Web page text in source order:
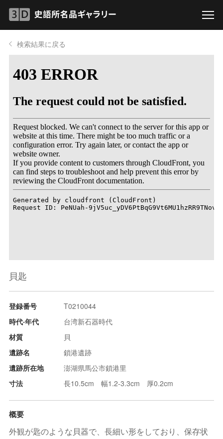
検索結果に戻る
貝匙
登録番号
T0210044
時代‧年代
台湾新石器時代
材質
貝
遺跡名
鎖港遺跡
遺跡所在地
澎湖県馬公市鎖港里
寸法
長10.5cm 幅1.2-3.3cm 厚0.2cm
概要
外観が匙のような貝器で、長細い形をしており、保存状